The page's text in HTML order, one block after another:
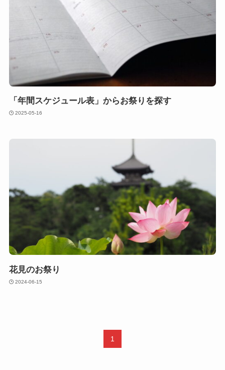
「年間スケジュール表」からお祭りを探す
2025-05-16
花見のお祭り
2024-06-15
1